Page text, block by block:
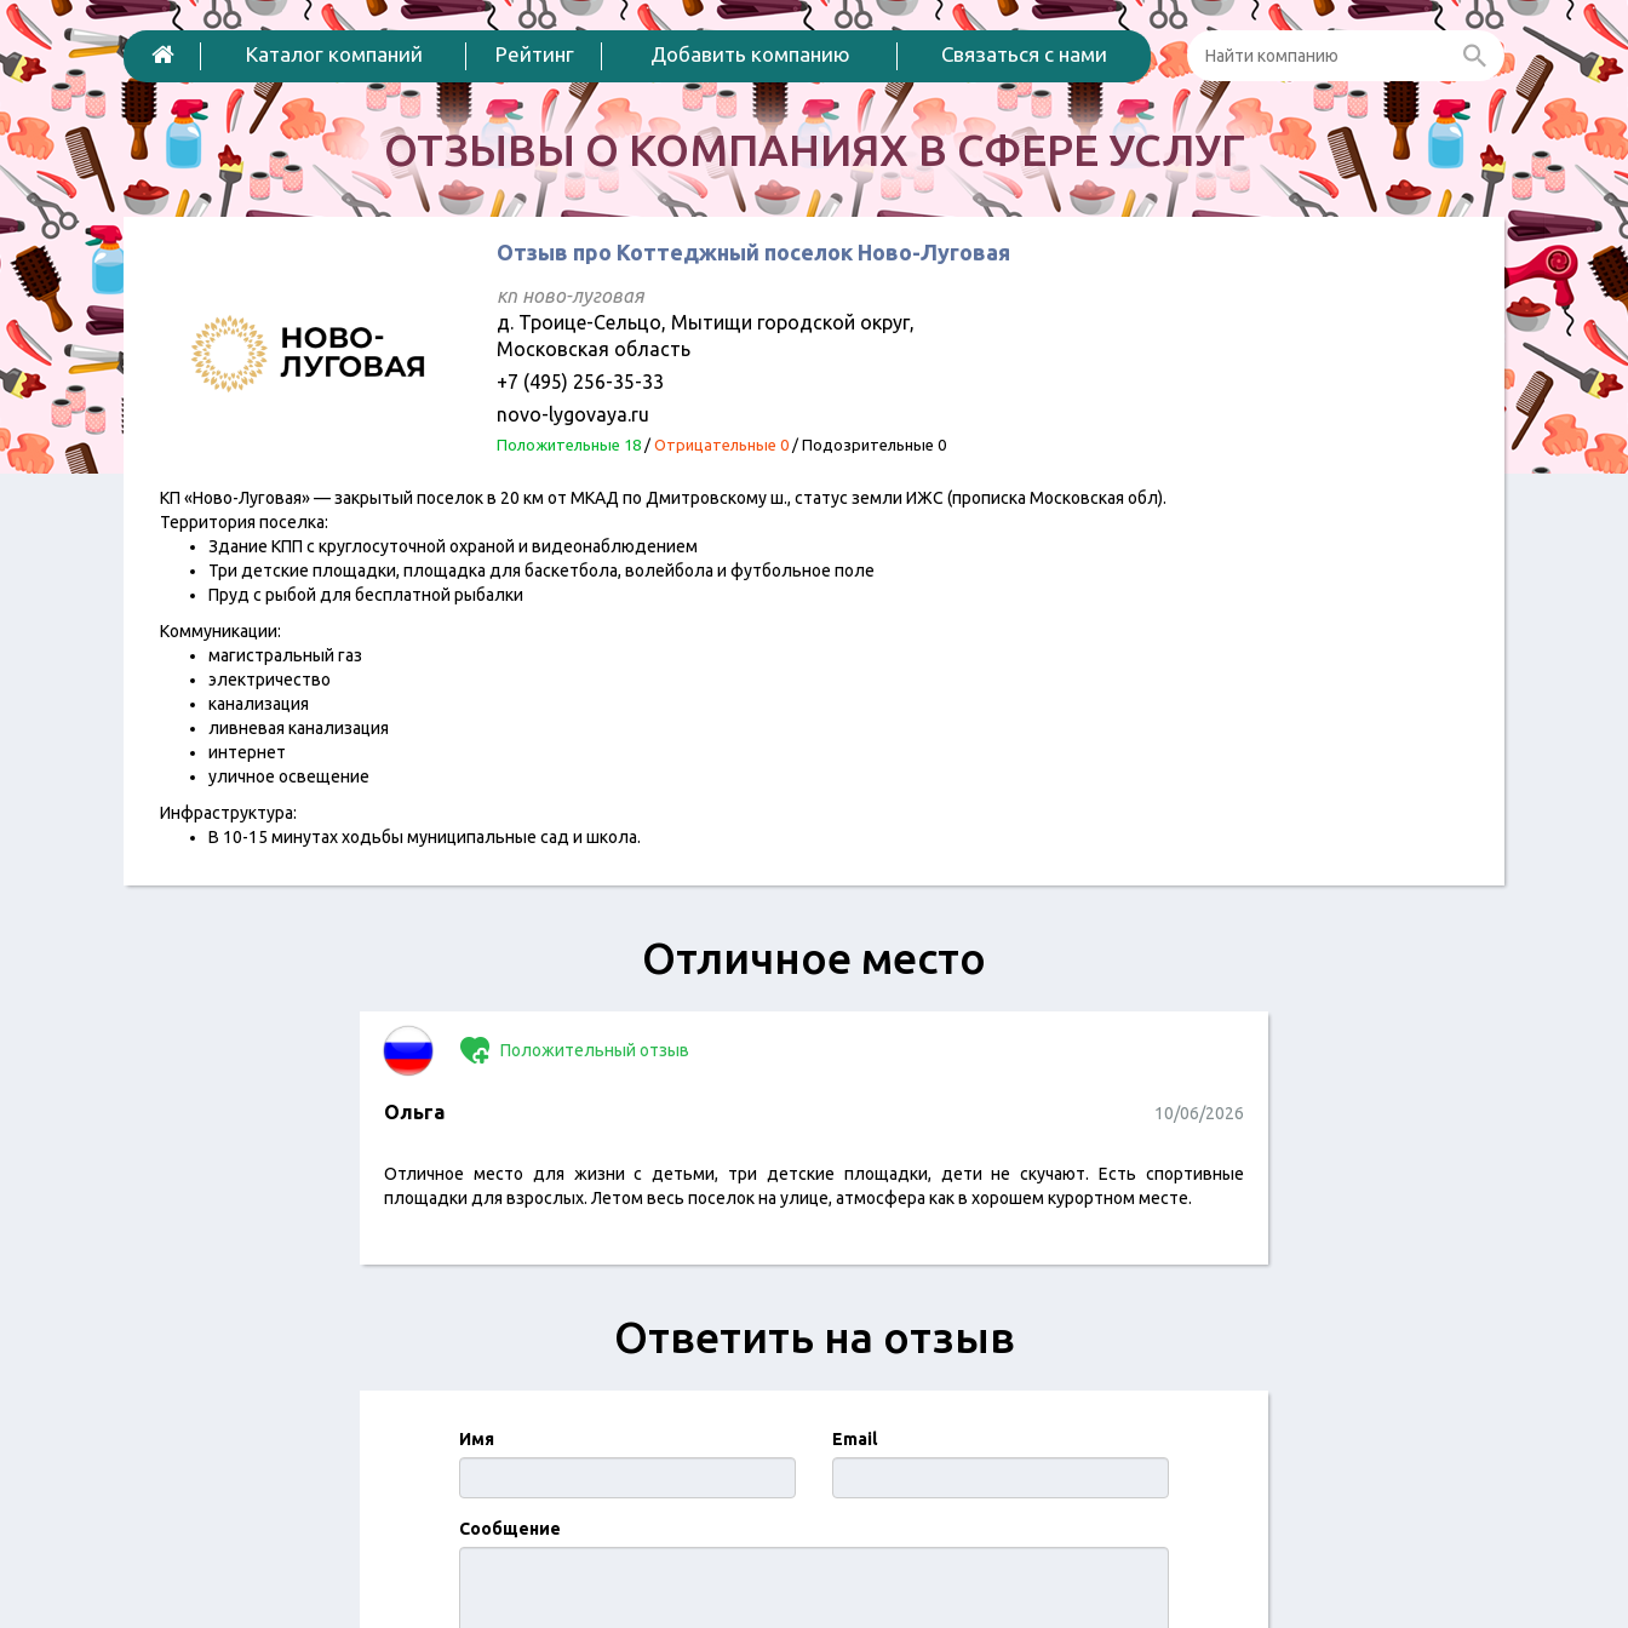
Каталог компаний Рейтинг Добавить компанию Связаться с нами
ОТЗЫВЫ О КОМПАНИЯХ В СФЕРЕ УСЛУГ
Отзыв про Коттеджный поселок Ново-Луговая
кп ново-луговая
д. Троице-Сельцо, Мытищи городской округ,
Московская область
+7 (495) 256-35-33
novo-lygovaya.ru
Положительные 18/ Отрицательные 0/ Подозрительные 0
КП «Ново-Луговая» — закрытый поселок в 20 км от МКАД по Дмитровскому ш., статус земли ИЖС (прописка Московская обл).
Территория поселка:
Здание КПП с круглосуточной охраной и видеонаблюдением
Три детские площадки, площадка для баскетбола, волейбола и футбольное поле
Пруд с рыбой для бесплатной рыбалки
Коммуникации:
магистральный газ
электричество
канализация
ливневая канализация
интернет
уличное освещение
Инфраструктура:
В 10-15 минутах ходьбы муниципальные сад и школа.
Отличное место
Положительный отзыв
Ольга 10/06/2026
Отличное место для жизни с детьми, три детские площадки, дети не скучают. Есть спортивные
площадки для взрослых. Летом весь поселок на улице, атмосфера как в хорошем курортном месте.
Ответить на отзыв
Имя Email
Сообщение